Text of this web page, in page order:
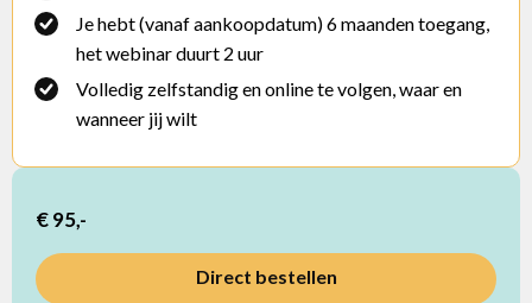
Je hebt (vanaf aankoopdatum) 6 maanden toegang,
het webinar duurt 2 uur
Volledig zelfstandig en online te volgen, waar en
wanneer jij wilt
€ 95,-
Direct bestellen